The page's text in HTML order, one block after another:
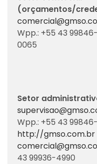
(orçamentos/
Wpp.: +55 43
0065
Setor
Wpp.: +55 43
http://gmso.com.br
43 99936-4990